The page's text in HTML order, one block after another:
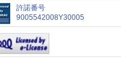
許諾番号
9005542008Y30005